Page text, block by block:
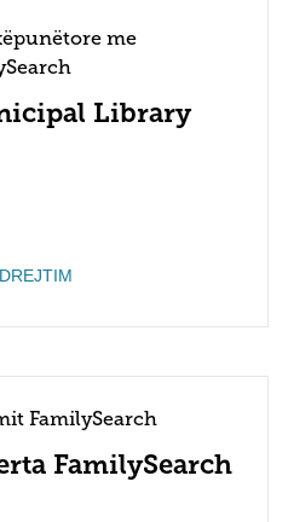
me
Library
FamilySearch
FamilySearch